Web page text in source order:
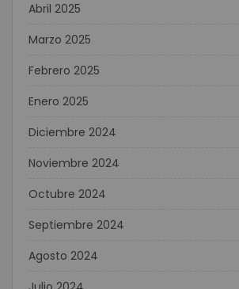
Abril 2025
Marzo 2025
Febrero 2025
Enero 2025
Diciembre 2024
Noviembre 2024
Octubre 2024
Septiembre 2024
Agosto 2024